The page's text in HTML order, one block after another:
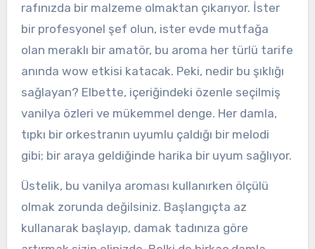
rafınızda bir malzeme olmaktan çıkarıyor. İster
bir profesyonel şef olun, ister evde mutfağa
olan meraklı bir amatör, bu aroma her türlü tarife
anında wow etkisi katacak. Peki, nedir bu şıklığı
sağlayan? Elbette, içeriğindeki özenle seçilmiş
vanilya özleri ve mükemmel denge. Her damla,
tıpkı bir orkestranın uyumlu çaldığı bir melodi
gibi; bir araya geldiğinde harika bir uyum sağlıyor.
Üstelik, bu vanilya aroması kullanırken ölçülü
olmak zorunda değilsiniz. Başlangıçta az
kullanarak başlayıp, damak tadınıza göre